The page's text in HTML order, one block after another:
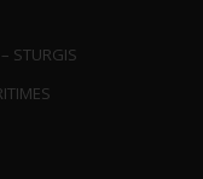
STURGIS